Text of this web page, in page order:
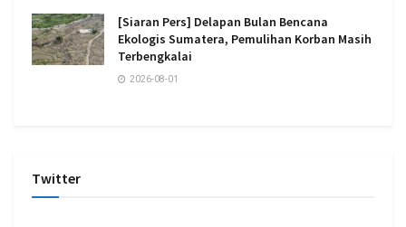
[Siaran Pers] Delapan Bulan Bencana
Ekologis Sumatera, Pemulihan Korban Masih
Terbengkalai
2026-08-01
Twitter